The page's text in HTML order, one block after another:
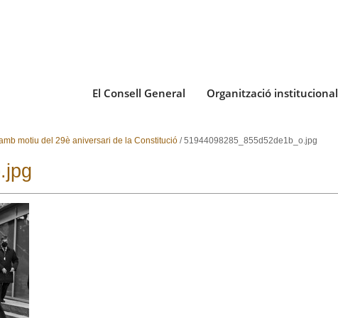
El Consell General Organització institucional
motiu del 29è aniversari de la Constitució /51944098285_855d52de1b_o.jpg